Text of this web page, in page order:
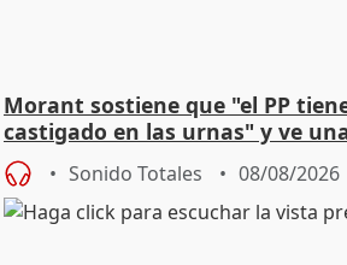
Morant sostiene que "el PP
castigado en las urnas" y ve
cambio"
Sonido Totales 08/08/2026